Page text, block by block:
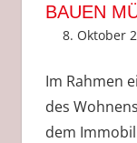
BAUEN
8. Oktober
Im Rahmen
des
dem